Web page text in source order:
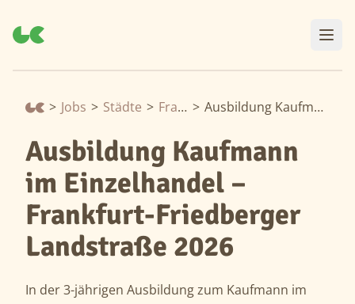
> Jobs > Städte > Frankfurt am Main > Ausbildung Kaufmann im Einzelhandel – Frankfurt-Friedberger Landstraße 2026
Ausbildung Kaufmann
im Einzelhandel –
Frankfurt-Friedberger
Landstraße 2026
In der 3-jährigen Ausbildung zum Kaufmann im